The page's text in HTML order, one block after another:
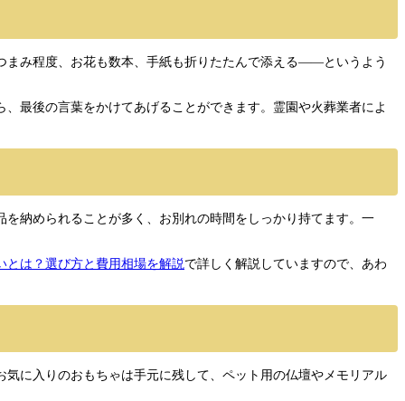
まみ程度、お花も数本、手紙も折りたたんで添える——というよう
最後の言葉をかけてあげることができます。霊園や火葬業者によ
納められることが多く、お別れの時間をしっかり持てます。一
とは？選び方と費用相場を解説で詳しく解説していますので、あわ
に入りのおもちゃは手元に残して、ペット用の仏壇やメモリアル